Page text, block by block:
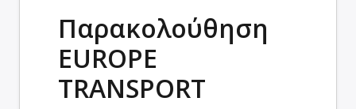
Παρακολούθηση
EUROPE
TRANSPORT